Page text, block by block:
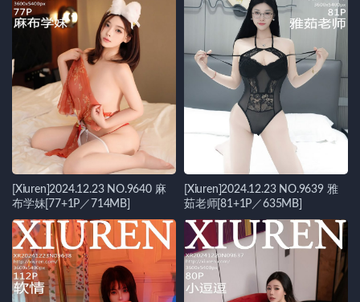
[Xiuren]2024.12.23 NO.9640 麻
布学妹[77+1P／714MB]
[Xiuren]2024.12.23 NO.9639 雅
茹老师[81+1P／635MB]